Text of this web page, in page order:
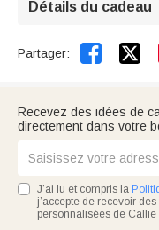
Détails du cadeau
Partager: 
Recevez des idées de
directement dans votre
J’ai lu et compris la
j’accepte de recevoir
personnalisées de Callie